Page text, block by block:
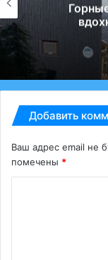
Добавить
Ваш адрес email не
помечены *